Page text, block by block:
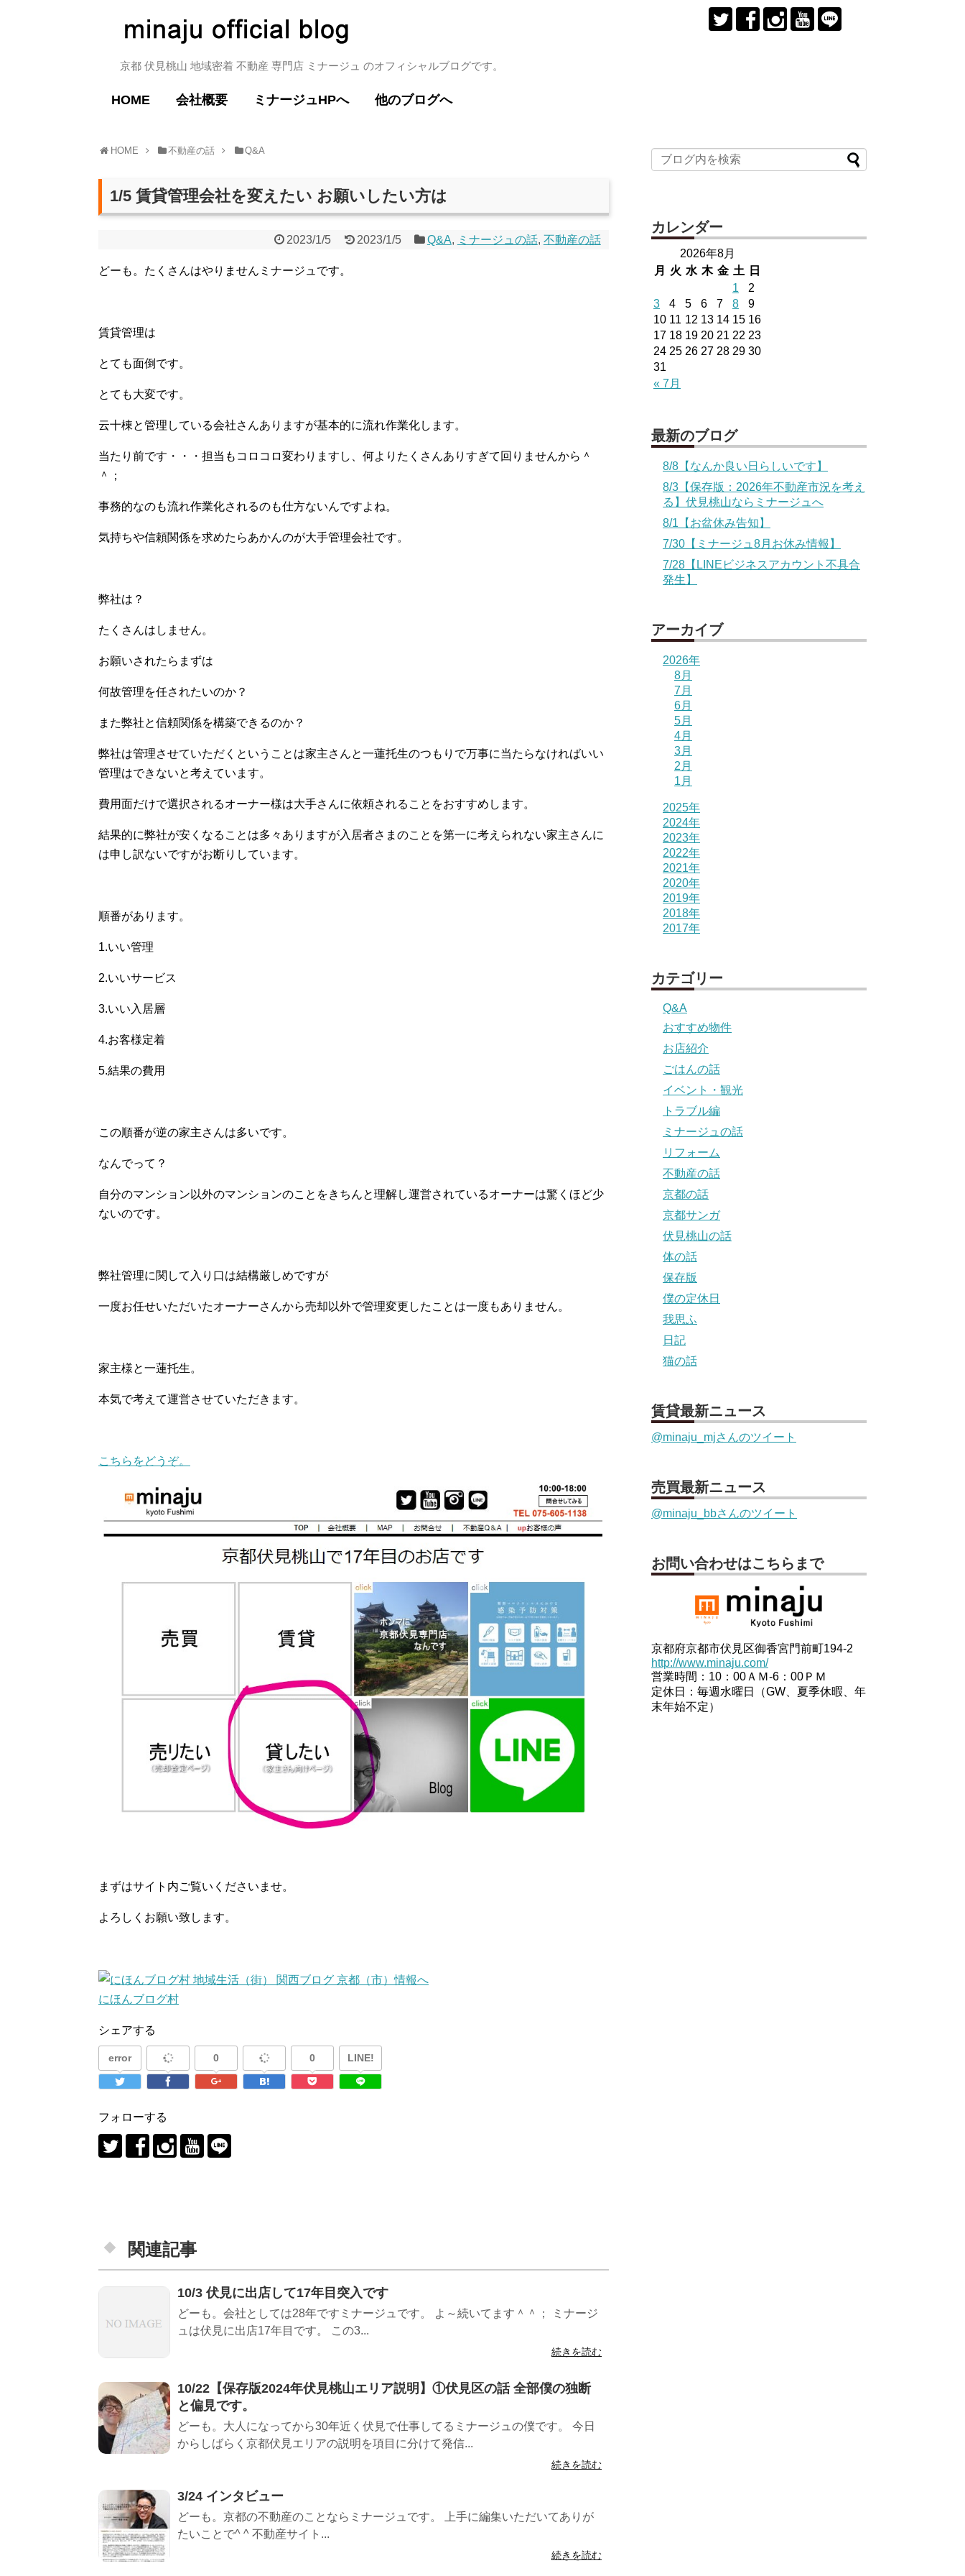
京都 伏見桃山 地域密着 不動産 専門店 ミナージュ のオフィシャルブログです。
HOME 会社概要 ミナージュHPへ 他のブログへ
HOME 不動産の話 Q&A
1/5 賃貸管理会社を変えたい お願いしたい方は
2023/1/5 2023/1/5 Q&A, ミナージュの話, 不動産の話
どーも。たくさんはやりませんミナージュです。
賃貸管理は
とても面倒です。
とても大変です。
云十棟と管理している会社さんありますが基本的に流れ作業化します。
当たり前です・・・担当もコロコロ変わりますし、何よりたくさんありすぎて回りませんから＾
＾；
事務的なのも流れ作業化されるのも仕方ないんですよね。
気持ちや信頼関係を求めたらあかんのが大手管理会社です。
弊社は？
たくさんはしません。
お願いされたらまずは
何故管理を任されたいのか？
また弊社と信頼関係を構築できるのか？
弊社は管理させていただくということは家主さんと一蓮托生のつもりで万事に当たらなければいい
管理はできないと考えています。
費用面だけで選択されるオーナー様は大手さんに依頼されることをおすすめします。
結果的に弊社が安くなることは多々ありますが入居者さまのことを第一に考えられない家主さんに
は申し訳ないですがお断りしています。
順番があります。
1.いい管理
2.いいサービス
3.いい入居層
4.お客様定着
5.結果の費用
この順番が逆の家主さんは多いです。
なんでって？
自分のマンション以外のマンションのことをきちんと理解し運営されているオーナーは驚くほど少
ないのです。
弊社管理に関して入り口は結構厳しめですが
一度お任せいただいたオーナーさんから売却以外で管理変更したことは一度もありません。
家主様と一蓮托生。
本気で考えて運営させていただきます。
こちらをどうぞ。
まずはサイト内ご覧いくださいませ。
よろしくお願い致します。
にほんブログ村
シェアする
error 0 0 LINE!
フォローする
関連記事
10/3 伏見に出店して17年目突入です
どーも。会社としては28年ですミナージュです。 よ～続いてます＾＾； ミナージ
ュは伏見に出店17年目です。 この3...
続きを読む
10/22【保存版2024年伏見桃山エリア説明】①伏見区の話 全部僕の独断
と偏見です。
どーも。大人になってから30年近く伏見で仕事してるミナージュの僕です。 今日
からしばらく京都伏見エリアの説明を項目に分けて発信...
続きを読む
3/24 インタビュー
どーも。京都の不動産のことならミナージュです。 上手に編集いただいてありが
たいことで^ ^ 不動産サイト...
続きを読む
カレンダー
2026年8月
月
火 水 木 金 土 日
« 7月
1
2
3
4 5 6 7 8
9
10 11 12 13 14 15 16
17 18 19 20 21 22 23
24 25 26 27 28 29 30
31
最新のブログ
8/8【なんか良い日らしいです】
8/3【保存版：2026年不動産市況を考え
る】伏見桃山ならミナージュへ
8/1【お盆休み告知】
7/30【ミナージュ8月お休み情報】
7/28【LINEビジネスアカウント不具合
発生】
アーカイブ
2026年
8月
7月
6月
5月
4月
3月
2月
1月
2025年
2024年
2023年
2022年
2021年
2020年
2019年
2018年
2017年
カテゴリー
Q&A
おすすめ物件
お店紹介
ごはんの話
イベント・観光
トラブル編
ミナージュの話
リフォーム
不動産の話
京都の話
京都サンガ
伏見桃山の話
体の話
保存版
僕の定休日
我思ふ
日記
猫の話
賃貸最新ニュース
@minaju_mjさんのツイート
売買最新ニュース
@minaju_bbさんのツイート
お問い合わせはこちらまで
京都府京都市伏見区御香宮門前町194-2
http://www.minaju.com/
営業時間：10：00ＡＭ-6：00ＰＭ
定休日：毎週水曜日（GW、夏季休暇、年
末年始不定）